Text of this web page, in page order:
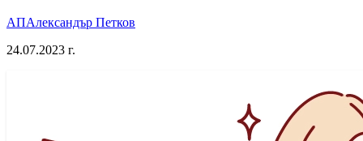
АПАлександър Петков
24.07.2023 г.